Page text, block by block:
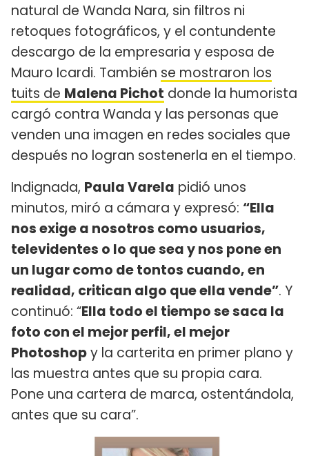
natural de Wanda Nara, sin filtros ni
retoques fotográficos, y el contundente
descargo de la empresaria y esposa de
Mauro Icardi. También se mostraron los
tuits de Malena Pichot donde la humorista
cargó contra Wanda y las personas que
venden una imagen en redes sociales que
después no logran sostenerla en el tiempo.
Indignada, Paula Varela pidió unos
minutos, miró a cámara y expresó: “Ella
nos exige a nosotros como usuarios,
televidentes o lo que sea y nos pone en
un lugar como de tontos cuando, en
realidad, critican algo que ella vende”. Y
continuó: “Ella todo el tiempo se saca la
foto con el mejor perfil, el mejor
Photoshopy la carterita en primer plano y
las muestra antes que su propia cara.
Pone una cartera de marca, ostentándola,
antes que su cara”.